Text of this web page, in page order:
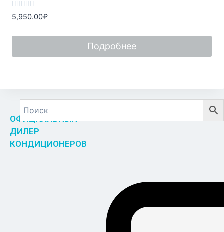
Оценка
0
5
5,950.00₽
Подробнее
ОФИЦИАЛЬНЫЙ
ДИЛЕР
КОНДИЦИОНЕРОВ